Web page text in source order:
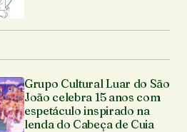
Grupo Cultural Luar do São
João celebra 15 anos com
espetáculo inspirado na
lenda do Cabeça de Cuia